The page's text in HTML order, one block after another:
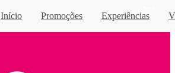
Início Promoções Experiências